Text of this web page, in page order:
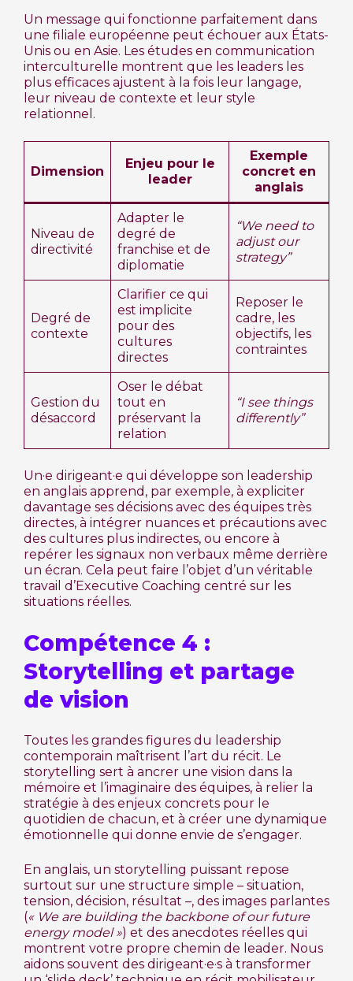
Un message qui fonctionne parfaitement dans
une filiale européenne peut échouer aux États-
Unis ou en Asie. Les études en communication
interculturelle montrent que les leaders les
plus efficaces ajustent à la fois leur langage,
leur niveau de contexte et leur style
relationnel.
Dimension
Enjeu pour le
leader
Exemple
concret en
anglais
Niveau de
directivité
Adapter le
degré de
franchise et de
diplomatie
“We need to
adjust our
strategy”
Degré de
contexte
Clarifier ce qui
est implicite
pour des
cultures
directes
Reposer le
cadre, les
objectifs, les
contraintes
Gestion du
désaccord
Oser le débat
tout en
préservant la
relation
“I see things
differently”
Un·e dirigeant·e qui développe son leadership
en anglais apprend, par exemple, à expliciter
davantage ses décisions avec des équipes très
directes, à intégrer nuances et précautions avec
des cultures plus indirectes, ou encore à
repérer les signaux non verbaux même derrière
un écran. Cela peut faire l’objet d’un véritable
travail d’Executive Coaching centré sur les
situations réelles.
Compétence 4 :
Storytelling et partage
de vision
Toutes les grandes figures du leadership
contemporain maîtrisent l’art du récit. Le
storytelling sert à ancrer une vision dans la
mémoire et l’imaginaire des équipes, à relier la
stratégie à des enjeux concrets pour le
quotidien de chacun, et à créer une dynamique
émotionnelle qui donne envie de s’engager.
En anglais, un storytelling puissant repose
surtout sur une structure simple – situation,
tension, décision, résultat –, des images parlantes
(« We are building the backbone of our future
energy model ») et des anecdotes réelles qui
montrent votre propre chemin de leader. Nous
aidons souvent des dirigeant·e·s à transformer